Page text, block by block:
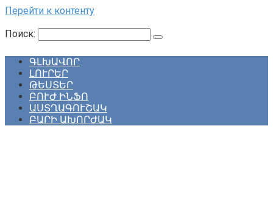
Перейти к контенту
Поиск:
ԳԼԽԱՎՈՐ
ԼՈՒՐԵՐ
ԹԵՍՏԵՐ
ԲՈՒԺ ԻՆՖՈ
ԱՍՏՂԱԳՈՒՇԱԿ
ԲԱՐԻ ԱԽՈՐԺԱԿ